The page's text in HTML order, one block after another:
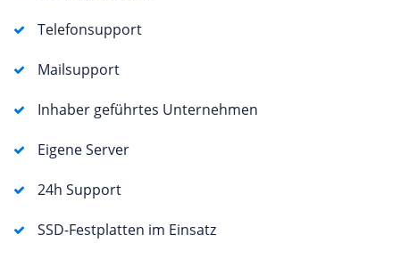
Telefonsupport
Mailsupport
Inhaber geführtes Unternehmen
Eigene Server
24h Support
SSD-Festplatten im Einsatz